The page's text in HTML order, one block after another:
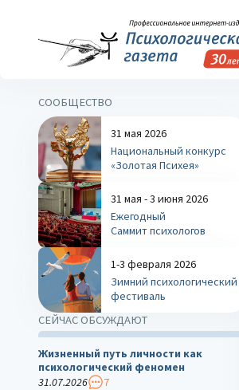
СООБЩЕСТВО
31 мая 2026
Национальный конкурс
«Золотая Психея»
31 мая - 3 июня 2026
Ежегодный
Саммит психологов
1-3 февраля 2026
Зимний психологический
фестиваль
СЕЙЧАС ОБСУЖДАЮТ
Жизненный путь личности как
психологический феномен
31.07.2026
7